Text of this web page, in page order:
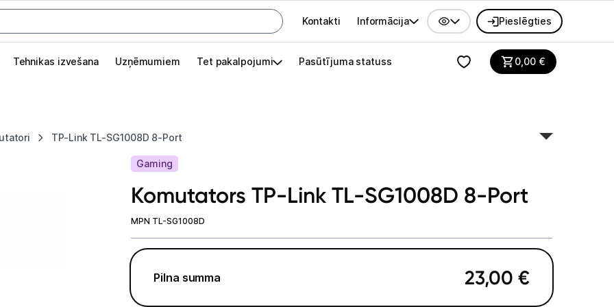
Galvenes izvēlne
Kontakti Informācija Pieslēgties
Tehnikas izvešana Uzņēmumiem Tet pakalpojumi Pasūtījuma statuss 0,00€
TP-Link TL-SG1008D 8-Port
Pieslēgties
Gaming
Komutators TP-Link TL-SG1008D 8-Port
MPN TL-SG1008D
Pilna summa 23,00 €